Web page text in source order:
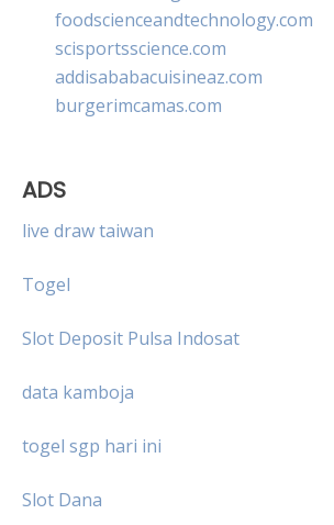
foodscienceandtechnology.com
scisportsscience.com
addisababacuisineaz.com
burgerimcamas.com
ADS
live draw taiwan
Togel
Slot Deposit Pulsa Indosat
data kamboja
togel sgp hari ini
Slot Dana